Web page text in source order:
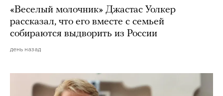
«Веселый молочник» Джастас Уолкер
рассказал, что его вместе с семьей
собираются выдворить из России
день назад